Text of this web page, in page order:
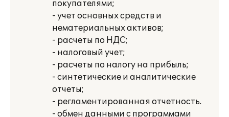
покупателями;
- учет основных средств и
нематериальных активов;
- расчеты по НДС;
- налоговый учет;
- расчеты по налогу на прибыль;
- синтетические и аналитические
отчеты;
- регламентированная отчетность.
- обмен данными с программами